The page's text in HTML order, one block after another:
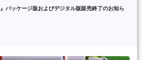
パッケージ版およびデジタル版販売終了のお知ら